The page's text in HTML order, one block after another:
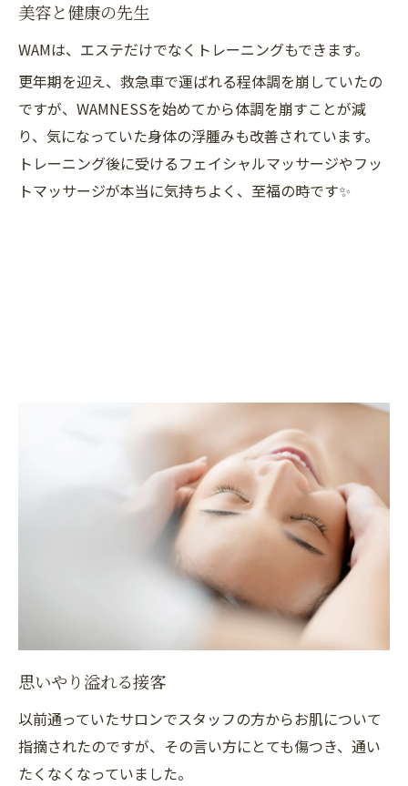
美容と健康の先生
WAMは、エステだけでなくトレーニングもできます。
更年期を迎え、救急車で運ばれる程体調を崩していたの
ですが、WAMNESSを始めてから体調を崩すことが減
り、気になっていた身体の浮腫みも改善されています。
トレーニング後に受けるフェイシャルマッサージやフッ
トマッサージが本当に気持ちよく、至福の時です✨
思いやり溢れる接客
以前通っていたサロンでスタッフの方からお肌について
指摘されたのですが、その言い方にとても傷つき、通い
たくなくなっていました。